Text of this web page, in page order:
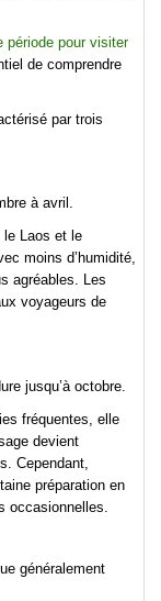
période pour visiter
de comprendre
par trois
à avril.
le Laos et le
moins d’humidité,
agréables. Les
voyageurs de
jusqu’à octobre.
fréquentes, elle
devient
Cependant,
préparation en
occasionnelles.
généralement